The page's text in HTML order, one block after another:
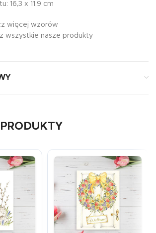
16,3 x 11,9 cm
więcej wzorów
wszystkie nasze produkty